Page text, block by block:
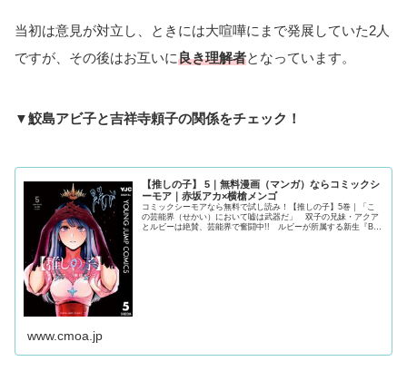
当初は意見が対立し、ときには大喧嘩にまで発展していた2人
ですが、その後はお互いに良き理解者となっています。
▼鮫島アビ子と吉祥寺頼子の関係をチェック！
【推しの子】 5｜無料漫画（マンガ）ならコミックシ
ーモア｜赤坂アカ×横槍メンゴ
コミックシーモアなら無料で試し読み！【推しの子】5巻｜「こ
の芸能界（せかい）において嘘は武器だ」 双子の兄妹・アクア
とルビーは絶賛、芸能界で奮闘中!! ルビーが所属する新生『B小
www.cmoa.jp